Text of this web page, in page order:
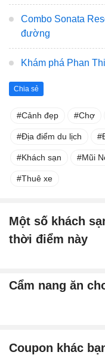
Combo Sonata
đường
Khám phá Phan
Chia sẻ
Cảnh đẹp Chợ
Địa điểm du lịch
Khách sạn Mũi
Thuê xe
Một số khách
thời điểm này
Cẩm nang ăn
Coupon khác